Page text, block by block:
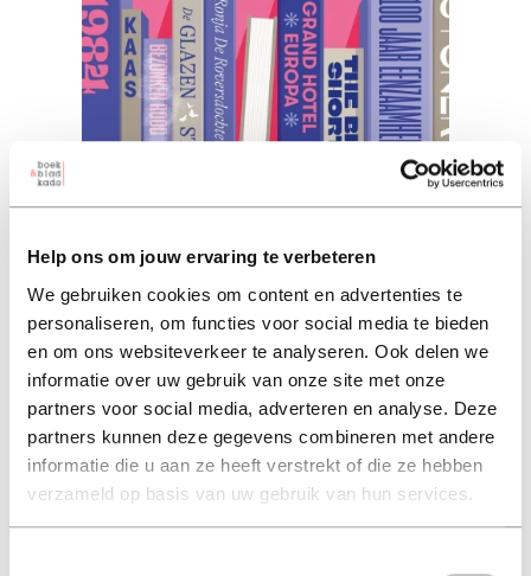
Help ons om jouw ervaring te verbeteren
We gebruiken cookies om content en advertenties te
personaliseren, om functies voor social media te bieden
en om ons websiteverkeer te analyseren. Ook delen we
informatie over uw gebruik van onze site met onze
partners voor social media, adverteren en analyse. Deze
partners kunnen deze gegevens combineren met andere
informatie die u aan ze heeft verstrekt of die ze hebben
verzameld op basis van uw gebruik van hun services.
103 boeken die je gelezen
moet hebben ... (ebook)
wim oosterlinck (auteur)
2025 15,49 hard-cover 24,99
15,49